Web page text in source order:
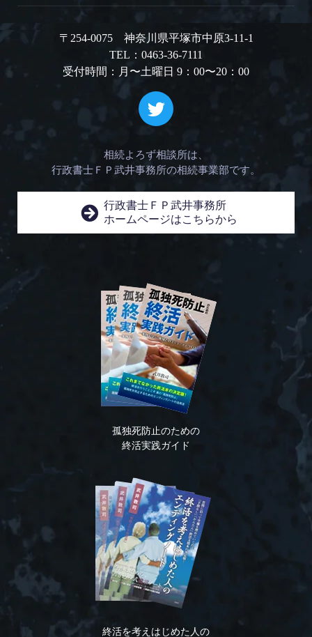
〒254-0075 神奈川県平塚市中原3-11-1
TEL：0463-36-7111
受付時間：月〜土曜日 9：00〜20：00
相続よろず相談所は、
行政書士ＦＰ武井事務所の相続事業部です。
行政書士ＦＰ武井事務所
ホームページはこちらから
孤独死防止のための
終活実践ガイド
終活を考えはじめた人の